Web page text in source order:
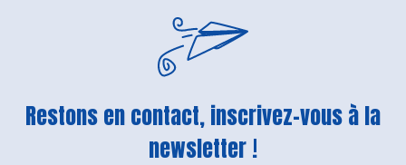
Restons en contact, inscrivez-vous à la
newsletter !